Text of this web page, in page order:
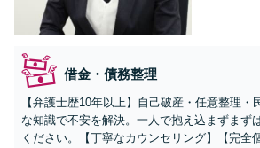
借金・債務整理
【弁護士歴10年以上】自己破産・任意整理・
な知識で不安を解決。一人で抱え込まずまず
ください。【丁寧なカウンセリング】【完全